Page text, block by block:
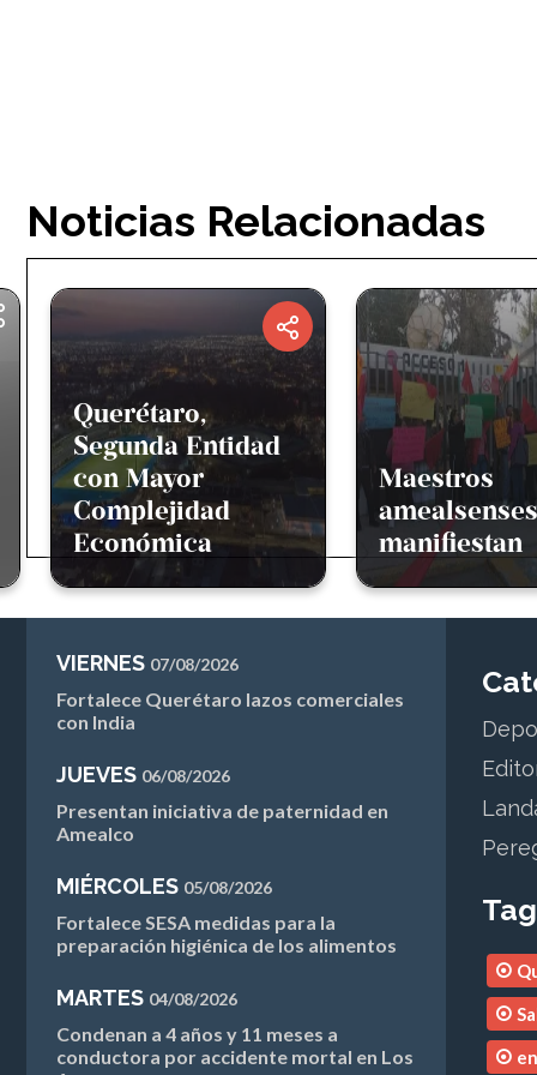
Noticias Relacionadas
Maestros
amealsenses se
manifiestan
Querétaro
Pionero en
Acciones
Combatir el
Cambio
VIERNES 07/08/2026
Fortalece Querétaro lazos comerciales
con India
JUEVES 06/08/2026
Presentan iniciativa de paternidad en
Amealco
MIÉRCOLES 05/08/2026
Fortalece SESA medidas para la
preparación higiénica de los alimentos
MARTES 04/08/2026
Condenan a 4 años y 11 meses a
conductora por accidente mortal en Los